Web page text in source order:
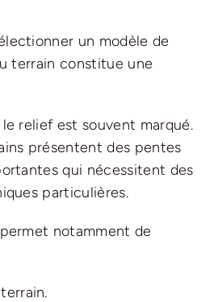
un modèle de
terrain constitue une
relief est souvent marqué.
présentent des pentes
qui nécessitent des
particulières.
notamment de